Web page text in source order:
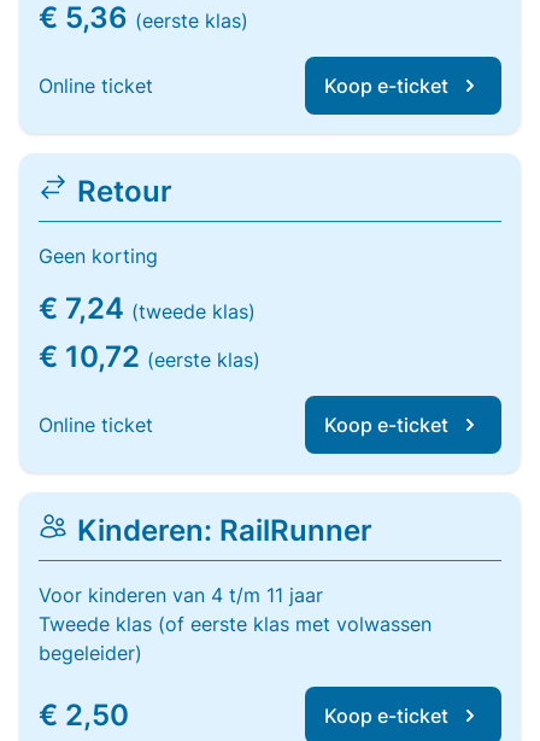
€ 5,36 (eerste klas)
Online ticket Koop e-ticket
Retour
Geen korting
€ 7,24 (tweede klas)
€ 10,72 (eerste klas)
Online ticket Koop e-ticket
Kinderen: RailRunner
Voor kinderen van 4 t/m 11 jaar
Tweede klas (of eerste klas met volwassen
begeleider)
€ 2,50 Koop e-ticket